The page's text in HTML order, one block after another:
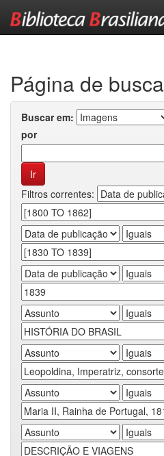
Página de busca
Buscar em:
por
Filtros correntes: